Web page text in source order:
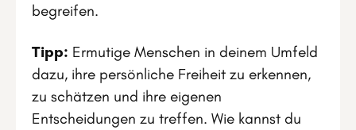
begreifen.
Tipp: Ermutige Menschen in deinem Umfeld
dazu, ihre persönliche Freiheit zu erkennen,
zu schätzen und ihre eigenen
Entscheidungen zu treffen. Wie kannst du